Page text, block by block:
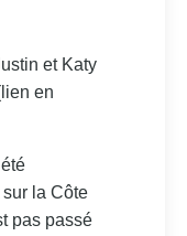
et Katy
en
sur la Côte
pas passé